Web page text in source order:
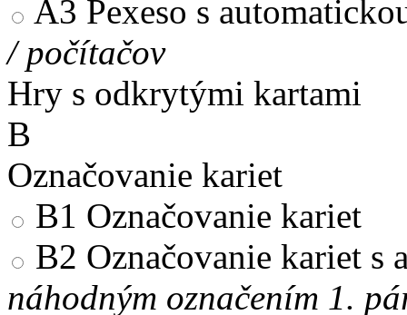
A3 Pexeso s
/ počítačov
Hry s odkrytými kartami
B
Označovanie kariet
B1 Označovanie kariet
B2 Označovanie kariet s
náhodným označením 1.